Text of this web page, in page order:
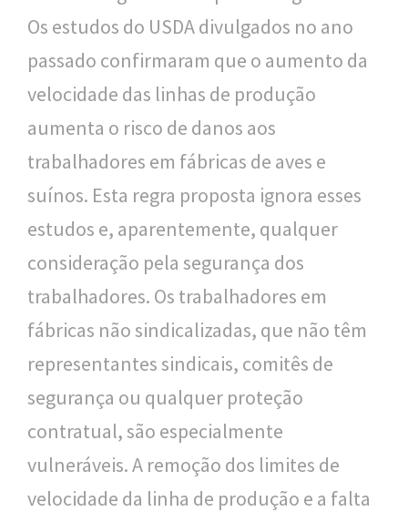
Os estudos do USDA divulgados no ano
passado confirmaram que o aumento da
velocidade das linhas de produção
aumenta o risco de danos aos
trabalhadores em fábricas de aves e
suínos. Esta regra proposta ignora esses
estudos e, aparentemente, qualquer
consideração pela segurança dos
trabalhadores. Os trabalhadores em
fábricas não sindicalizadas, que não têm
representantes sindicais, comitês de
segurança ou qualquer proteção
contratual, são especialmente
vulneráveis. A remoção dos limites de
velocidade da linha de produção e a falta